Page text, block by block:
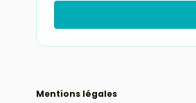
Mentions légales